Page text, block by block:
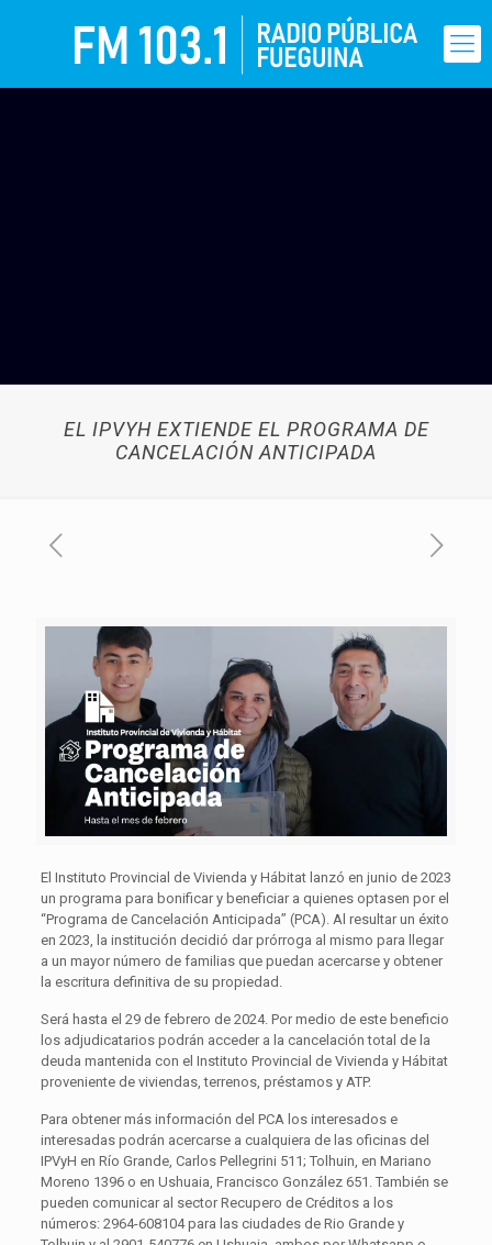
EL IPVYH EXTIENDE EL PROGRAMA DE
CANCELACIÓN ANTICIPADA
El Instituto Provincial de Vivienda y Hábitat lanzó en junio de 2023
un programa para bonificar y beneficiar a quienes optasen por el
“Programa de Cancelación Anticipada” (PCA). Al resultar un éxito
en 2023, la institución decidió dar prórroga al mismo para llegar
a un mayor número de familias que puedan acercarse y obtener
la escritura definitiva de su propiedad.
Será hasta el 29 de febrero de 2024. Por medio de este beneficio
los adjudicatarios podrán acceder a la cancelación total de la
deuda mantenida con el Instituto Provincial de Vivienda y Hábitat
proveniente de viviendas, terrenos, préstamos y ATP.
Para obtener más información del PCA los interesados e
interesadas podrán acercarse a cualquiera de las oficinas del
IPVyH en Río Grande, Carlos Pellegrini 511; Tolhuin, en Mariano
Moreno 1396 o en Ushuaia, Francisco González 651. También se
pueden comunicar al sector Recupero de Créditos a los
números: 2964-608104 para las ciudades de Rio Grande y